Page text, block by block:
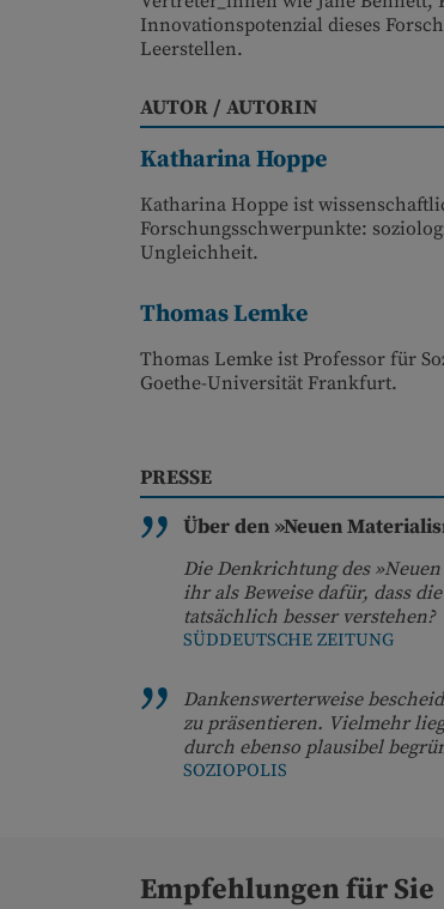
Innovationspotenzial dieses
Leerstellen.
AUTOR / AUTORIN
Katharina Hoppe
Katharina Hoppe ist
Forschungsschwerpunkte:
Ungleichheit.
Thomas Lemke
Thomas Lemke ist Professor für
Goethe-Universität Frankfurt.
PRESSE
Über den »Neuen
Die Denkrichtung des
ihr als Beweise dafür, dass
tatsächlich besser verstehen?
SÜDDEUTSCHE ZEITUNG
Dankenswerterweise
zu präsentieren. Vielmehr
durch ebenso plausibel
SOZIOPOLIS
Empfehlungen für Sie